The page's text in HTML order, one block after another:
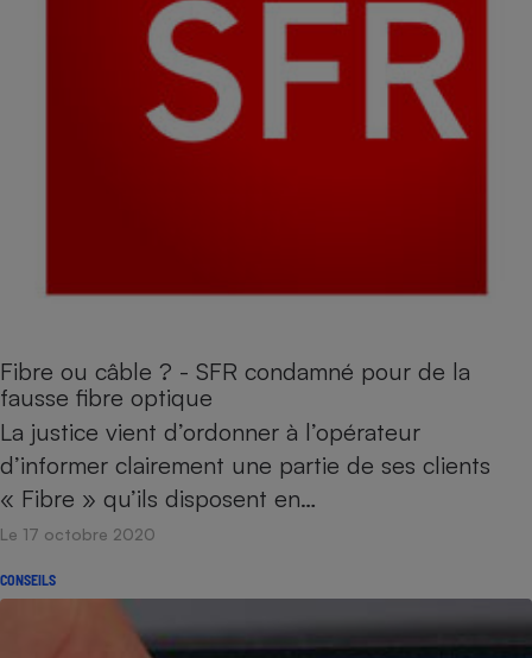
Fibre ou câble ? - SFR condamné pour de la
fausse fibre optique
La justice vient d’ordonner à l’opérateur
d’informer clairement une partie de ses clients
« Fibre » qu’ils disposent en…
Le 17 octobre 2020
CONSEILS